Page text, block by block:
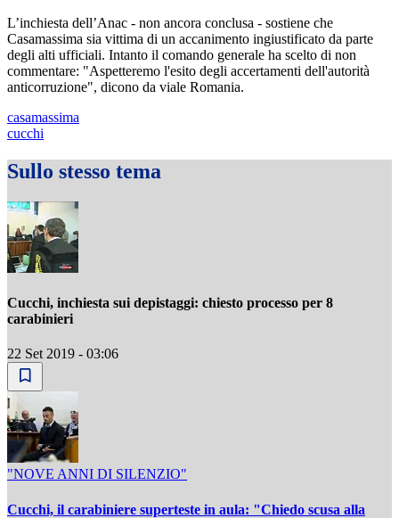
L’inchiesta dell’Anac - non ancora conclusa - sostiene che
Casamassima sia vittima di un accanimento ingiustificato da parte
degli alti ufficiali. Intanto il comando generale ha scelto di non
commentare: "Aspetteremo l'esito degli accertamenti dell'autorità
anticorruzione", dicono da viale Romania.
casamassima
cucchi
Sullo stesso tema
Cucchi, inchiesta sui depistaggi: chiesto processo per 8
carabinieri
22 Set 2019 - 03:06
"NOVE ANNI DI SILENZIO"
Cucchi, il carabiniere superteste in aula: "Chiedo scusa alla